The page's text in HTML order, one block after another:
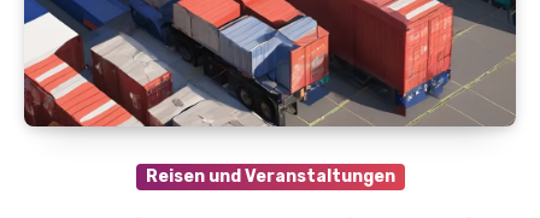
Reisen und Veranstaltungen